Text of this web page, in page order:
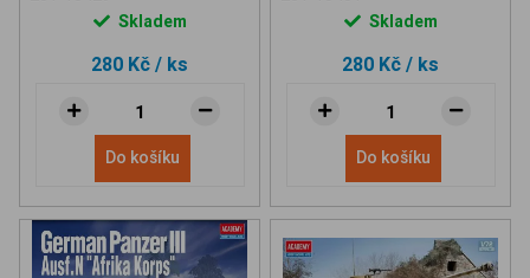
Skladem
280 Kč / ks
Do košíku
Skladem
280 Kč / ks
Do košíku